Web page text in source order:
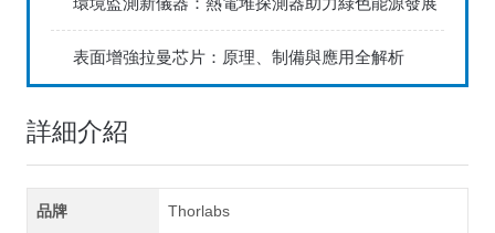
表面增強拉曼芯片：原理、制備與應用全解析
詳細介紹
品牌 Thorlabs